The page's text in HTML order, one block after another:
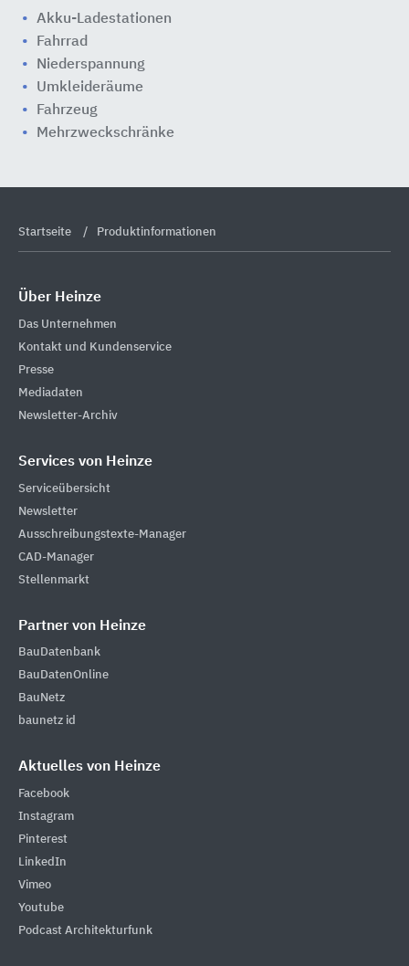
Akku-Ladestationen
Fahrrad
Niederspannung
Umkleideräume
Fahrzeug
Mehrzweckschränke
Startseite Produktinformationen
Über Heinze
Das Unternehmen
Kontakt und Kundenservice
Presse
Mediadaten
Newsletter-Archiv
Services von Heinze
Serviceübersicht
Newsletter
Ausschreibungstexte-Manager
CAD-Manager
Stellenmarkt
Partner von Heinze
BauDatenbank
BauDatenOnline
BauNetz
baunetz id
Aktuelles von Heinze
Facebook
Instagram
Pinterest
LinkedIn
Vimeo
Youtube
Podcast Architekturfunk